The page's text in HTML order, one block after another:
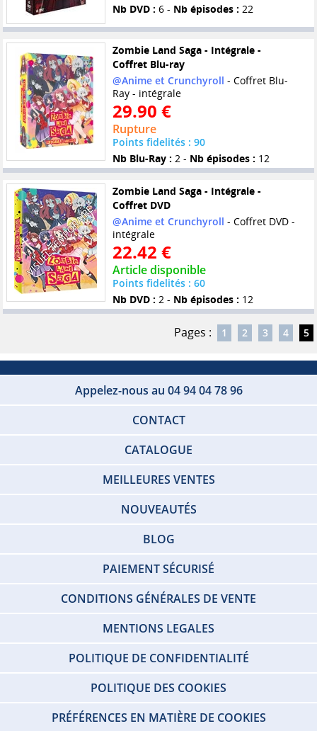
Nb DVD : 6 - Nb épisodes : 22
Zombie Land Saga - Intégrale -
Coffret Blu-ray
@Anime et Crunchyroll - Coffret Blu-
Ray - intégrale
29.90 €
Rupture
Points fidelités : 90
Nb Blu-Ray : 2 - Nb épisodes : 12
Zombie Land Saga - Intégrale -
Coffret DVD
@Anime et Crunchyroll - Coffret DVD -
intégrale
22.42 €
Article disponible
Points fidelités : 60
Nb DVD : 2 - Nb épisodes : 12
Pages : 1 2 3 4 5
Appelez-nous au 04 94 04 78 96
CONTACT
CATALOGUE
MEILLEURES VENTES
NOUVEAUTÉS
BLOG
PAIEMENT SÉCURISÉ
CONDITIONS GÉNÉRALES DE VENTE
MENTIONS LEGALES
POLITIQUE DE CONFIDENTIALITÉ
POLITIQUE DES COOKIES
PRÉFÉRENCES EN MATIÈRE DE COOKIES